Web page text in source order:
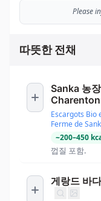
Please
따뜻한 전채
Sanka 농
Escargots Bio
Ferme de
~200–450
껍질 포함.
게랑드 바